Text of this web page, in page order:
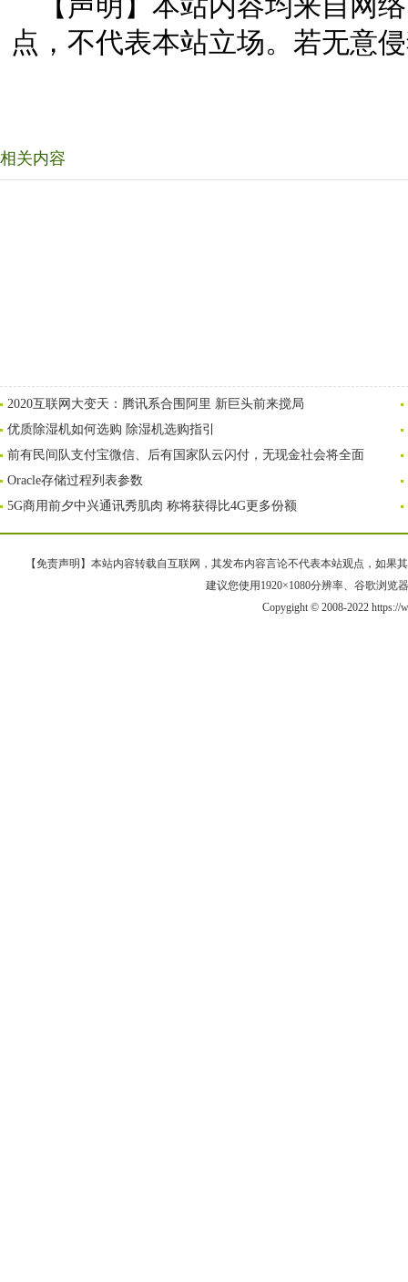
【声明】本站内容均来自网
点，不代表本站立场。若无意
相关内容
2020互联网大变天：腾讯系合围阿里 新巨头前来搅局
优质除湿机如何选购 除湿机选购指引
前有民间队支付宝微信、后有国家队云闪付，无现金社会将全面
Oracle存储过程列表参数
5G商用前夕中兴通讯秀肌肉 称将获得比4G更多份额
【免责声明】本站内容转载自互联网，其发布内容言论不代表本站观点，如果
建议您使用1920×1080分辨率、谷歌浏览
Copygight © 2008-2022 https://